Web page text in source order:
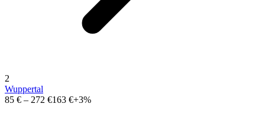
2
Wuppertal
85 € – 272 €163 €+3%